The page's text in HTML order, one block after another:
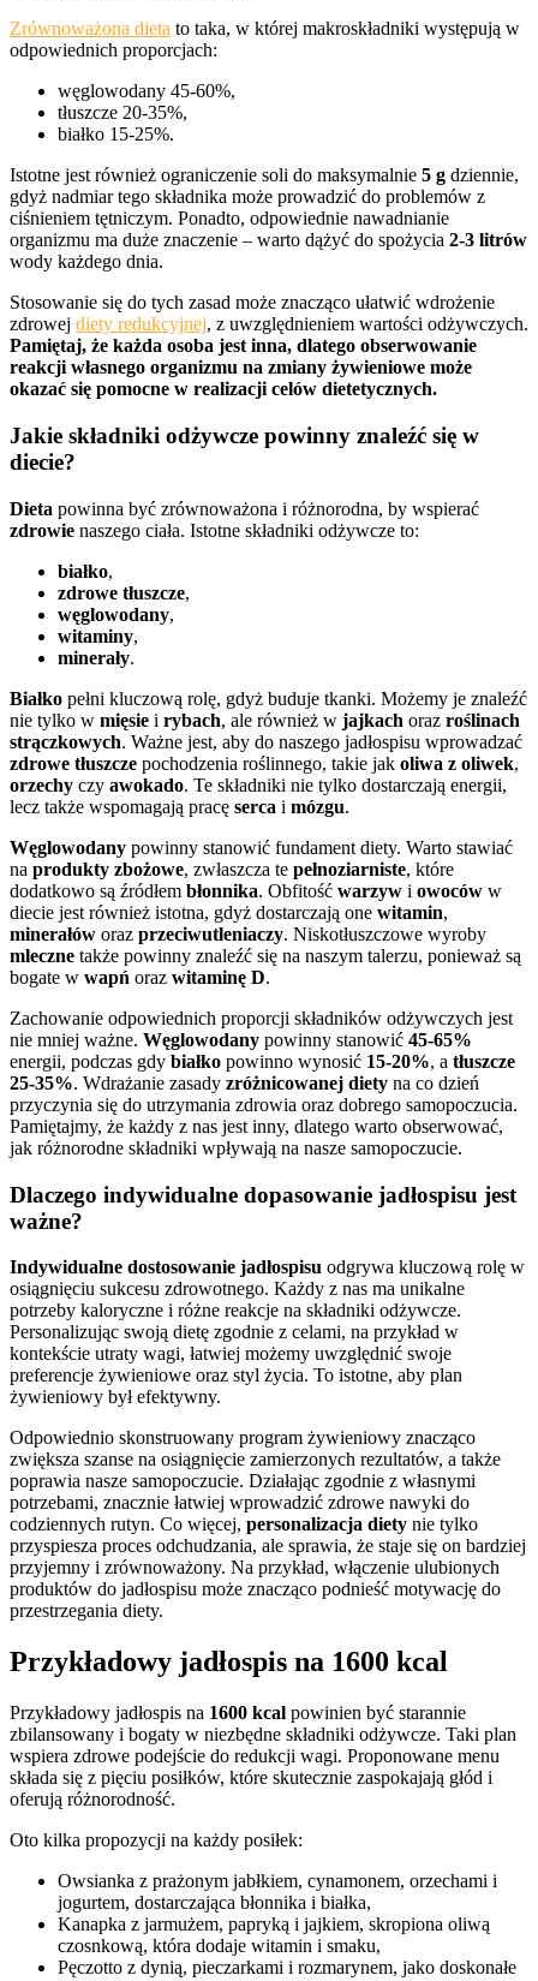
Zrównoważona dieta to taka, w której makroskładniki występują w
odpowiednich proporcjach:
węglowodany 45-60%,
tłuszcze 20-35%,
białko 15-25%.
Istotne jest również ograniczenie soli do maksymalnie 5 g dziennie,
gdyż nadmiar tego składnika może prowadzić do problemów z
ciśnieniem tętniczym. Ponadto, odpowiednie nawadnianie
organizmu ma duże znaczenie – warto dążyć do spożycia 2-3 litrów
wody każdego dnia.
Stosowanie się do tych zasad może znacząco ułatwić wdrożenie
zdrowej diety redukcyjnej, z uwzględnieniem wartości odżywczych.
Pamiętaj, że każda osoba jest inna, dlatego obserwowanie
reakcji własnego organizmu na zmiany żywieniowe może
okazać się pomocne w realizacji celów dietetycznych.
Jakie składniki odżywcze powinny znaleźć się w
diecie?
Dieta powinna być zrównoważona i różnorodna, by wspierać
zdrowie naszego ciała. Istotne składniki odżywcze to:
białko,
zdrowe tłuszcze,
węglowodany,
witaminy,
minerały.
Białko pełni kluczową rolę, gdyż buduje tkanki. Możemy je znaleźć
nie tylko w mięsie i rybach, ale również w jajkach oraz roślinach
strączkowych. Ważne jest, aby do naszego jadłospisu wprowadzać
zdrowe tłuszcze pochodzenia roślinnego, takie jak oliwa z oliwek,
orzechy czy awokado. Te składniki nie tylko dostarczają energii,
lecz także wspomagają pracę serca i mózgu.
Węglowodany powinny stanowić fundament diety. Warto stawiać
na produkty zbożowe, zwłaszcza te pełnoziarniste, które
dodatkowo są źródłem błonnika. Obfitość warzyw i owoców w
diecie jest również istotna, gdyż dostarczają one witamin,
minerałów oraz przeciwutleniaczy. Niskotłuszczowe wyroby
mleczne także powinny znaleźć się na naszym talerzu, ponieważ są
bogate w wapń oraz witaminę D.
Zachowanie odpowiednich proporcji składników odżywczych jest
nie mniej ważne. Węglowodany powinny stanowić 45-65%
energii, podczas gdy białko powinno wynosić 15-20%, a tłuszcze
25-35%. Wdrażanie zasady zróżnicowanej diety na co dzień
przyczynia się do utrzymania zdrowia oraz dobrego samopoczucia.
Pamiętajmy, że każdy z nas jest inny, dlatego warto obserwować,
jak różnorodne składniki wpływają na nasze samopoczucie.
Dlaczego indywidualne dopasowanie jadłospisu jest
ważne?
Indywidualne dostosowanie jadłospisu odgrywa kluczową rolę w
osiągnięciu sukcesu zdrowotnego. Każdy z nas ma unikalne
potrzeby kaloryczne i różne reakcje na składniki odżywcze.
Personalizując swoją dietę zgodnie z celami, na przykład w
kontekście utraty wagi, łatwiej możemy uwzględnić swoje
preferencje żywieniowe oraz styl życia. To istotne, aby plan
żywieniowy był efektywny.
Odpowiednio skonstruowany program żywieniowy znacząco
zwiększa szanse na osiągnięcie zamierzonych rezultatów, a także
poprawia nasze samopoczucie. Działając zgodnie z własnymi
potrzebami, znacznie łatwiej wprowadzić zdrowe nawyki do
codziennych rutyn. Co więcej, personalizacja diety nie tylko
przyspiesza proces odchudzania, ale sprawia, że staje się on bardziej
przyjemny i zrównoważony. Na przykład, włączenie ulubionych
produktów do jadłospisu może znacząco podnieść motywację do
przestrzegania diety.
Przykładowy jadłospis na 1600 kcal
Przykładowy jadłospis na 1600 kcal powinien być starannie
zbilansowany i bogaty w niezbędne składniki odżywcze. Taki plan
wspiera zdrowe podejście do redukcji wagi. Proponowane menu
składa się z pięciu posiłków, które skutecznie zaspokajają głód i
oferują różnorodność.
Oto kilka propozycji na każdy posiłek:
Owsianka z prażonym jabłkiem, cynamonem, orzechami i
jogurtem, dostarczająca błonnika i białka,
Kanapka z jarmużem, papryką i jajkiem, skropiona oliwą
czosnkową, która dodaje witamin i smaku,
Pęczotto z dynią, pieczarkami i rozmarynem, jako doskonałe